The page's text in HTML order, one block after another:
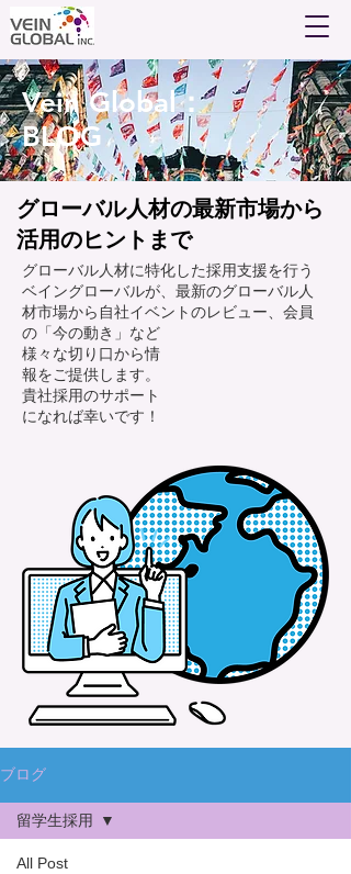
Vein Global：
BLOG
​グローバル人材の最新市場から
活用のヒントまで
​グローバル人材に特化した採用支援を行う
ベイングローバルが、最新のグローバル人
材市場から自社イベントのレビュー、会員
の「今の動き」など
様々な切り口から情
報をご提供します。
​貴社採用のサポート
になれば幸いです！
ブログ
All Post
留学生採用